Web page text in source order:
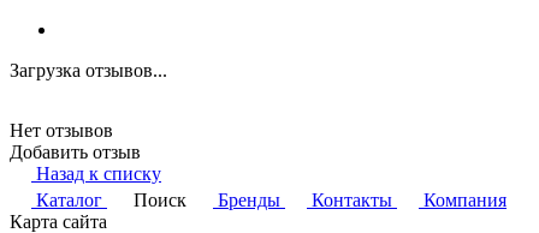
Загрузка отзывов...
Нет отзывов
Добавить отзыв
Назад к списку
Каталог
Поиск Бренды Контакты
Компания
Карта сайта